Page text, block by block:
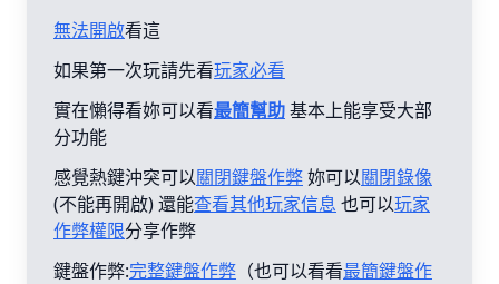
無法開啟看這
如果第一次玩請先看玩家必看
實在懶得看妳可以看最簡幫助基本上能享受大部
分功能
感覺熱鍵沖突可以關閉鍵盤作弊妳可以關閉錄像
(不能再開啟) 還能查看其他玩家信息 也可以玩家
作弊權限分享作弊
鍵盤作弊:完整鍵盤作弊 （也可以看看最簡鍵盤作